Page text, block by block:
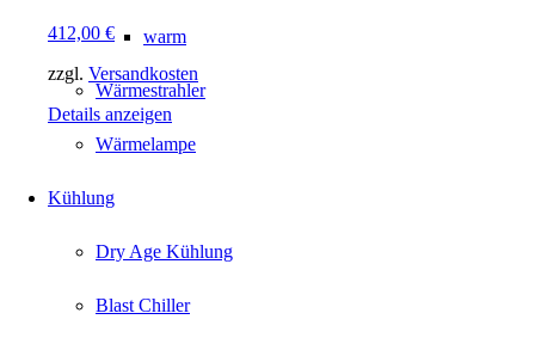
warm
Wärmestrahler
Wärmelampe
Kühlung
Dry Age Kühlung
Blast Chiller
412,00 €
zzgl. Versandkosten
Details anzeigen